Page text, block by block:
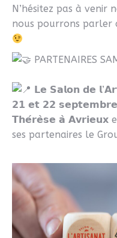
N’hésitez pas à venir
nous pourrons parler
PARTENAIRES
𝗟𝗲 𝗦𝗮𝗹𝗼𝗻 𝗱𝗲
𝟮𝟭 𝗲𝘁 𝟮𝟮
𝗧𝗵𝗲́𝗿𝗲̀𝘀𝗲 𝗮̀ 𝗔𝘃𝗿𝗶𝗲𝘂𝘅
ses partenaires le